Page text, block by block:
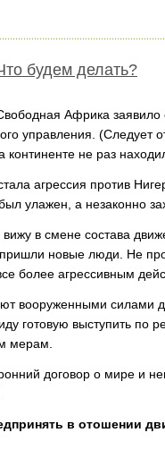
будем делать?
Африка заявило
управления.
континенте не раз
агрессия против
улажен, а незаконно
в смене состава
новые люди. Не
более агрессивным
вооруженными
готовую выступить по
мерам.
договор о мире и
в отошении